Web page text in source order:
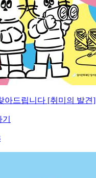
아드립니다 [취미의 발견]
기